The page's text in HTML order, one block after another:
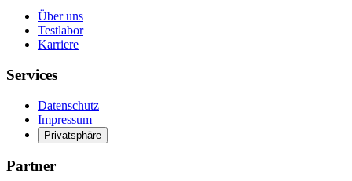
Über uns
Testlabor
Karriere
Services
Datenschutz
Impressum
Privatsphäre
Partner